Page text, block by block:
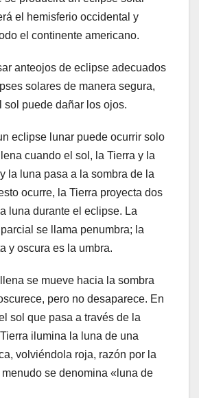
el hemisferio occidental y
el continente americano.
anteojos de eclipse adecuados
solares de manera segura,
sol puede dañar los ojos.
eclipse lunar puede ocurrir solo
cuando el sol, la Tierra y la
la luna pasa a la sombra de la
ocurre, la Tierra proyecta dos
luna durante el eclipse. La
se llama penumbra; la
y oscura es la umbra.
se mueve hacia la sombra
pero no desaparece. En
sol que pasa a través de la
ilumina la luna de una
volviéndola roja, razón por la
se denomina «luna de